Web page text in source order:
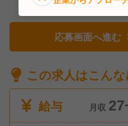
応募画面へ進む
この求人はこんな
給与
月収